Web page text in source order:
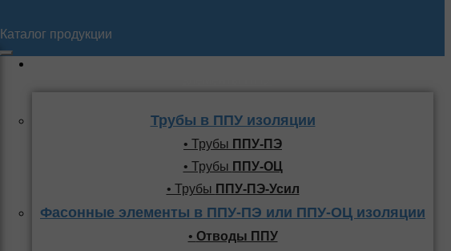
Каталог продукции
Трубы в ППУ изоляции
• Трубы ППУ-ПЭ
• Трубы ППУ-ОЦ
• Трубы ППУ-ПЭ-Усил
Фасонные элементы в ППУ-ПЭ или ППУ-ОЦ изоляции
• Отводы ППУ